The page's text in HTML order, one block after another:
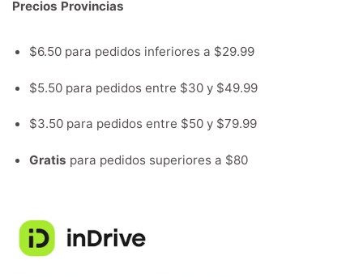
Precios Provincias
$6.50 para pedidos inferiores a $29.99
$5.50 para pedidos entre $30 y $49.99
$3.50 para pedidos entre $50 y $79.99
Gratis para pedidos superiores a $80